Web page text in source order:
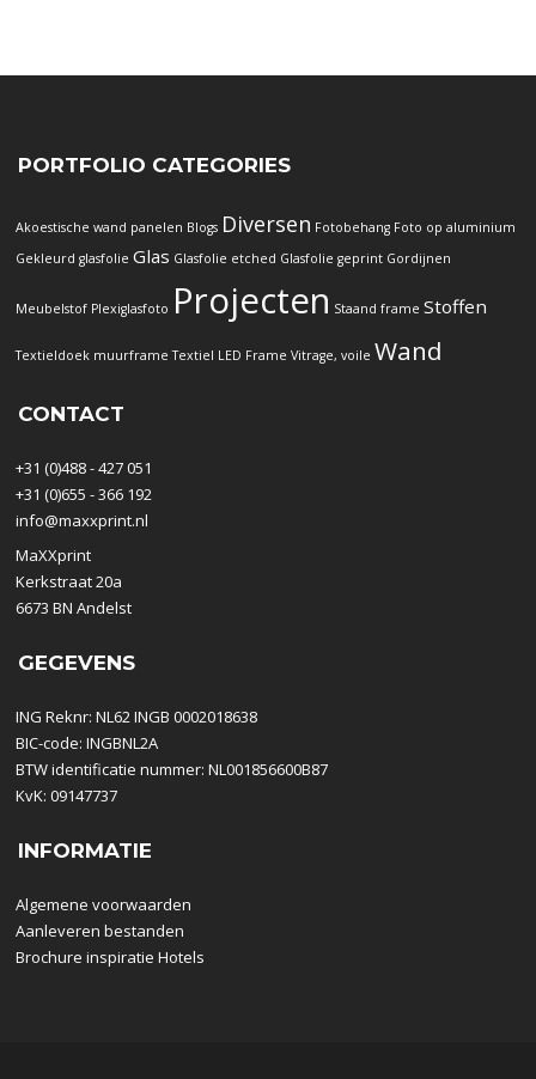
PORTFOLIO CATEGORIES
Akoestische wand panelen Blogs Diversen Fotobehang Foto op aluminium
Gekleurd glasfolie Glas Glasfolie etched Glasfolie geprint Gordijnen
Meubelstof Plexiglasfoto Projecten Staand frame Stoffen
Textieldoek muurframe Textiel LED Frame Vitrage, voile Wand
CONTACT
+31 (0)488 - 427 051
+31 (0)655 - 366 192
info@maxxprint.nl
MaXXprint
Kerkstraat 20a
6673 BN Andelst
GEGEVENS
ING Reknr: NL62 INGB 0002018638
BIC-code: INGBNL2A
BTW identificatie nummer: NL001856600B87
KvK: 09147737
INFORMATIE
Algemene voorwaarden
Aanleveren bestanden
Brochure inspiratie Hotels